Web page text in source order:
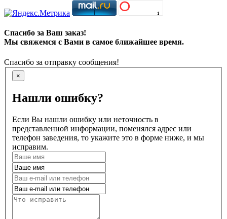
Спасибо за Ваш заказ!
Мы свяжемся с Вами в самое ближайшее время.
Спасибо за отправку сообщения!
×
Нашли ошибку?
Если Вы нашли ошибку или неточность в
представленной информации, поменялся адрес или
телефон заведения, то укажите это в форме ниже, и мы
исправим.